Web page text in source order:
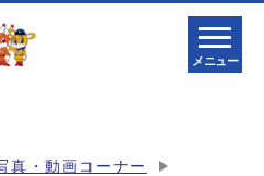
メニュー
真・動画コーナー